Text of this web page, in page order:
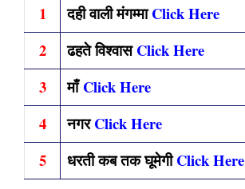
1
दही वाली मंगम्माClick Here
2
ढहते विश्वासClick Here
3
माँ Click Here
4
नगरClick Here
5
धरती कब तक घूमेगीClick Here